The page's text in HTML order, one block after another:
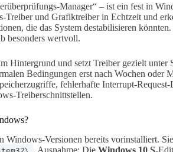
Manager“ – ist ein fest in
und Grafiktreiber in Echtzeit und
die das System destabilisieren
besonders wertvoll.
Hintergrund und setzt Treiber gezielt unter
Bedingungen erst nach Wochen oder
fehlerhafte Interrupt-
Treiberschnittstellen.
Windows-Versionen bereits vorinstalliert.
. Ausnahme: Die Windows 10 S-